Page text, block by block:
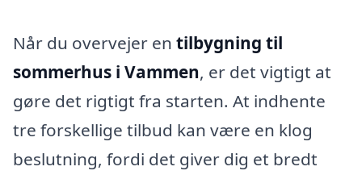
Når du overvejer en tilbygning til
sommerhus i Vammen, er det vigtigt at
gøre det rigtigt fra starten. At indhente
tre forskellige tilbud kan være en klog
beslutning, fordi det giver dig et bredt